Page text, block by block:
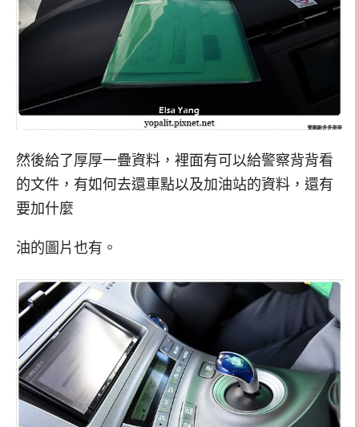
然後給了厚厚一疊資料，裡面有可以給警察背背看
的文件，有如何去還車點以及加油站的資料，還有
要加什麼
油的圖片也有。